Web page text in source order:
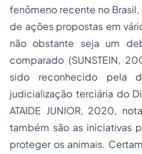
fenômeno recente no
de ações propostas em
não obstante seja um
comparado (SUNSTEIN,
sido reconhecido pela
judicialização terciária do
ATAIDE JUNIOR, 2020,
também são as iniciativas
proteger os animais.